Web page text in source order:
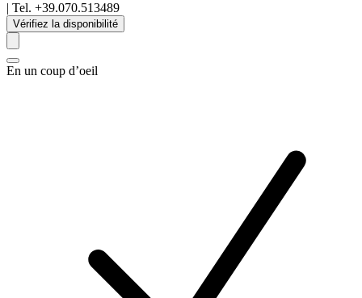
| Tel. +39.070.513489
Vérifiez la disponibilité
En un coup d’oeil